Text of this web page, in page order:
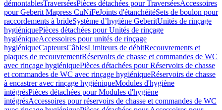
démontablesTraverséesPièces détachées pour TraverséesAccessoires
pour Geberit Mapress CuNiFeJoints d'étanchéitéSets de boulon pour
raccordements à brideSystème d’hygiène GeberitUnités de rinçage
hygiéniquePièces détachées pour Unités de rinçage
hygiéniqueAccessoires pour unités de rinçage
hygiéniqueCapteursCâblesLimiteurs de débitRecouvrements et
plaques de recouvrementRéservoirs de chasse et commandes de WC
avec rinçage hygiéniquePièces détachées pour Réservoirs de chasse
et commandes de WC avec rinçage hygiéniqueRéservoirs de chasse
à encastrer avec rinçage hygiéniqueModules d'hygiène
intégrésPièces détachées pour Modules d'hygiène
intégrésAccessoires pour réservoirs de chasse et commandes de WC